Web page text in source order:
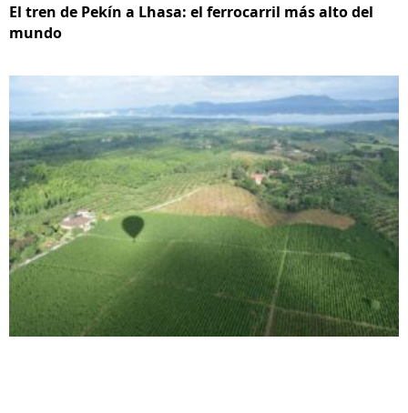
El tren de Pekín a Lhasa: el ferrocarril más alto del
mundo